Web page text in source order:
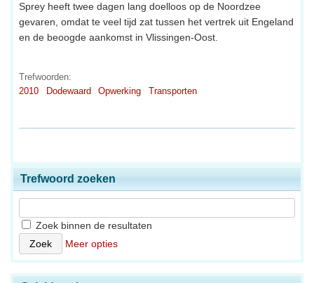
Sprey heeft twee dagen lang doelloos op de Noordzee
gevaren, omdat te veel tijd zat tussen het vertrek uit Engeland
en de beoogde aankomst in Vlissingen-Oost.
Trefwoorden:
2010
Dodewaard Opwerking Transporten
Trefwoord zoeken
Zoek binnen de resultaten
Meer opties